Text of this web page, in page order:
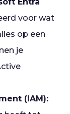
voor wat
op een
je
(IAM):